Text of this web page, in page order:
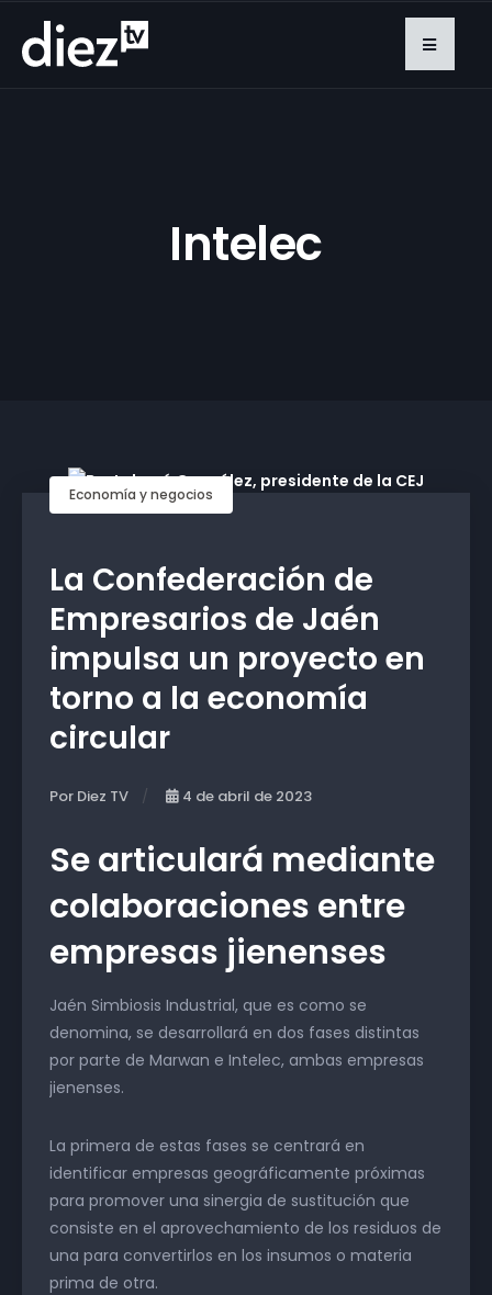
Intelec
Economía y negocios
La Confederación de
Empresarios de Jaén
impulsa un proyecto en
torno a la economía
circular
Por Diez TV 4 de abril de 2023
Se articulará mediante
colaboraciones entre
empresas jienenses
Jaén Simbiosis Industrial, que es como se
denomina, se desarrollará en dos fases distintas
por parte de Marwan e Intelec, ambas empresas
jienenses.
La primera de estas fases se centrará en
identificar empresas geográficamente próximas
para promover una sinergia de sustitución que
consiste en el aprovechamiento de los residuos de
una para convertirlos en los insumos o materia
prima de otra.